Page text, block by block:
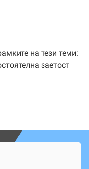
на тези теми:
заетост